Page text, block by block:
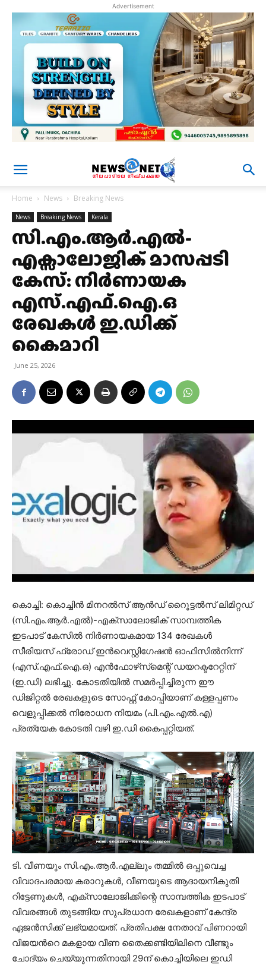
Advertisement
Home News Breaking News
News Breaking News Kerala
സി.എം.ആർ.എൽ-
എക്സാലോജിക് മാസപ്പടി
കേസ്: നിർണായക
എസ്.എഫ്.ഐ.ഒ
രേഖകൾ ഇ.ഡിക്ക്
കൈമാറി
June 25, 2026
കൊച്ചി: കൊച്ചിൻ മിനറൽസ് ആൻഡ് റൂൈട്ടൽസ് ലിമിറ്റഡ്
(സി.എം.ആർ.എൽ)-എക്സാലോജിക് സാമ്പത്തിക
ഇടപാട് കേസിൽ നിർണായകമായ 134 രേഖകൾ
സീരിയസ് ഫ്രോഡ് ഇൻവെസ്റ്റിഗേഷൻ ഓഫിസിൽനിന്ന്
(എസ്.എഫ്.ഐ.ഒ) എൻഫോഴ്‌സ്‌മെന്റ് ഡയറക്ടറേറ്റിന്
(ഇ.ഡി) ലഭിച്ചു. കോടതിയിൽ സമർപ്പിച്ചിരുന്ന ഈ
ഡിജിറ്റൽ രേഖകളുടെ സോഫ്റ്റ് കോപ്പിയാണ് കള്ളപ്പണം
വെളുപ്പിക്കൽ നിരോധന നിയമം (പി.എം.എൽ.എ)
പ്രത്യേക കോടതി വഴി ഇ.ഡി കൈപ്പറ്റിയത്.
ടി. വീണയും സി.എം.ആർ.എല്ലും തമ്മിൽ ഒപ്പുവെച്ച
വിവാദപരമായ കരാറുകൾ, വീണയുടെ ആദായനികുതി
റിട്ടേണുകൾ, എക്സാലോജിക്കിന്റെ സാമ്പത്തിക ഇടപാട്
വിവരങ്ങൾ തുടങ്ങിയ സുപ്രധാന രേഖകളാണ് കേന്ദ്ര
ഏജൻസിക്ക് ലഭ്യമായത്. പ്രതിപക്ഷ നേതാവ് പിണറായി
വിജയന്‍റെ മകളായ വീണ തൈക്കണ്ടിയിലിനെ വീണ്ടും
ചോദ്യം ചെയ്യുന്നതിനായി 29ന് കൊച്ചിയിലെ ഇഡി